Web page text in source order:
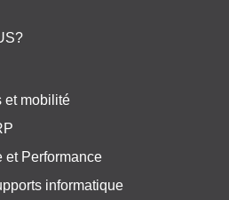
et mobilité
et Performance
informatique